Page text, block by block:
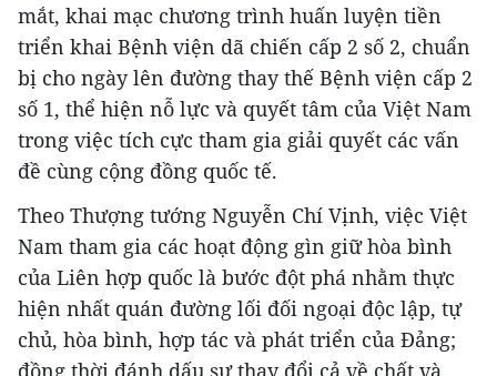
mắt, khai mạc chương trình huấn luyện tiền
triển khai Bệnh viện dã chiến cấp 2 số 2, chuẩn
bị cho ngày lên đường thay thế Bệnh viện cấp 2
số 1, thể hiện nỗ lực và quyết tâm của Việt Nam
trong việc tích cực tham gia giải quyết các vấn
đề cùng cộng đồng quốc tế.
Theo Thượng tướng Nguyễn Chí Vịnh, việc Việt
Nam tham gia các hoạt động gìn giữ hòa bình
của Liên hợp quốc là bước đột phá nhằm thực
hiện nhất quán đường lối đối ngoại độc lập, tự
chủ, hòa bình, hợp tác và phát triển của Đảng;
đồng thời đánh dấu sự thay đổi cả về chất và